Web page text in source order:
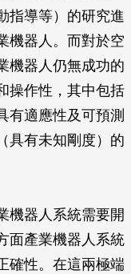
指導等）的研究進
機器人。而對於空
機器人仍無成功的
操作性，其中包括
有適應性及可預測
具有未知剛度）的
機器人系統需要開
面產業機器人系統
確性。在這兩極端